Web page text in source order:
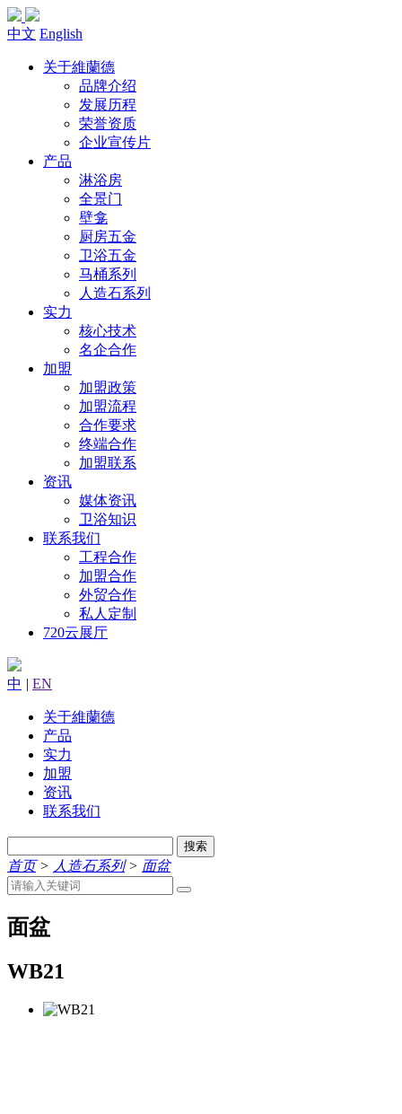
中文 English
关于維蘭德
品牌介绍
发展历程
荣誉资质
企业宣传片
产品
淋浴房
全景门
壁龛
厨房五金
卫浴五金
马桶系列
人造石系列
实力
核心技术
名企合作
加盟
加盟政策
加盟流程
合作要求
终端合作
加盟联系
资讯
媒体资讯
卫浴知识
联系我们
工程合作
加盟合作
外贸合作
私人定制
720云展厅
中 | EN
关于維蘭德
产品
实力
加盟
资讯
联系我们
搜索
首页> 人造石系列> 面盆
面盆
WB21